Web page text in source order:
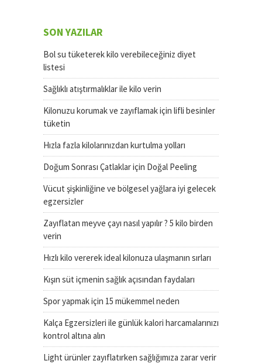
SON YAZILAR
Bol su tüketerek kilo verebileceğiniz diyet
listesi
Sağlıklı atıştırmalıklar ile kilo verin
Kilonuzu korumak ve zayıflamak için lifli besinler
tüketin
Hızla fazla kilolarınızdan kurtulma yolları
Doğum Sonrası Çatlaklar için Doğal Peeling
Vücut şişkinliğine ve bölgesel yağlara iyi gelecek
egzersizler
Zayıflatan meyve çayı nasıl yapılır ? 5 kilo birden
verin
Hızlı kilo vererek ideal kilonuza ulaşmanın sırları
Kışın süt içmenin sağlık açısından faydaları
Spor yapmak için 15 mükemmel neden
Kalça Egzersizleri ile günlük kalori harcamalarınızı
kontrol altına alın
Light ürünler zayıflatırken sağlığımıza zarar verir